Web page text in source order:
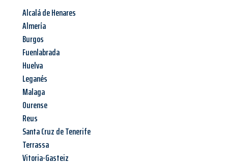
Alcalá de Henares
Almería
Burgos
Fuenlabrada
Huelva
Leganés
Malaga
Ourense
Reus
Santa Cruz de Tenerife
Terrassa
Vitoria-Gasteiz